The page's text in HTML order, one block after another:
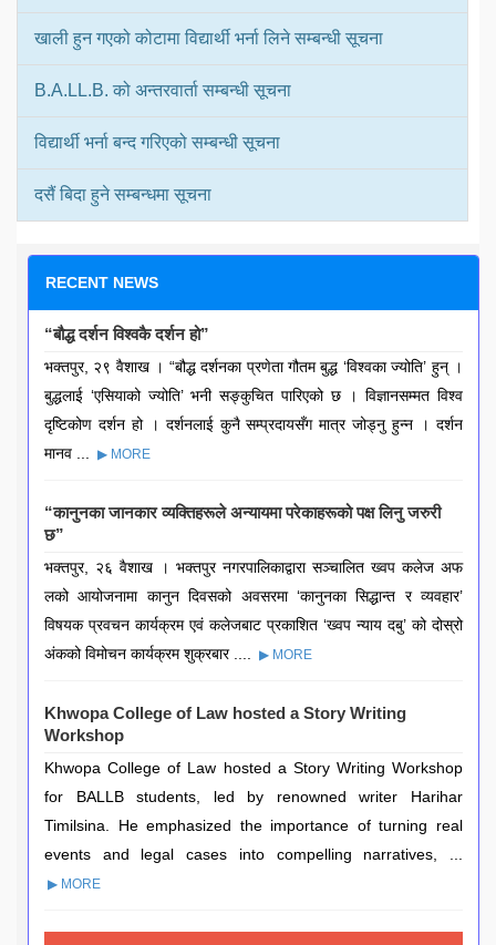
खाली हुन गएको कोटामा विद्यार्थी भर्ना लिने सम्बन्धी सूचना
B.A.LL.B. को अन्तरवार्ता सम्बन्धी सूचना
विद्यार्थी भर्ना बन्द गरिएको सम्बन्धी सूचना
दसैं बिदा हुने सम्बन्धमा सूचना
RECENT NEWS
“बौद्ध दर्शन विश्वकै दर्शन हो”
भक्तपुर, २९ वैशाख । “बौद्ध दर्शनका प्रणेता गौतम बुद्ध ‘विश्वका ज्योति’ हुन् ।
बुद्धलाई ‘एसियाको ज्योति’ भनी सङ्कुचित पारिएको छ । विज्ञानसम्मत विश्व
दृष्टिकोण दर्शन हो । दर्शनलाई कुनै सम्प्रदायसँग मात्र जोड्नु हुन्न । दर्शन
मानव ... ▶ MORE
“कानुनका जानकार व्यक्तिहरूले अन्यायमा परेकाहरूको पक्ष लिनु जरुरी
छ”
भक्तपुर, २६ वैशाख । भक्तपुर नगरपालिकाद्वारा सञ्चालित ख्वप कलेज अफ
लको आयोजनामा कानुन दिवसको अवसरमा ‘कानुनका सिद्धान्त र व्यवहार’
विषयक प्रवचन कार्यक्रम एवं कलेजबाट प्रकाशित ‘ख्वप न्याय दबु’ को दोस्रो
अंकको विमोचन कार्यक्रम शुक्रबार .... ▶ MORE
Khwopa College of Law hosted a Story Writing
Workshop
Khwopa College of Law hosted a Story Writing Workshop
for BALLB students, led by renowned writer Harihar
Timilsina. He emphasized the importance of turning real
events and legal cases into compelling narratives, ...
▶ MORE